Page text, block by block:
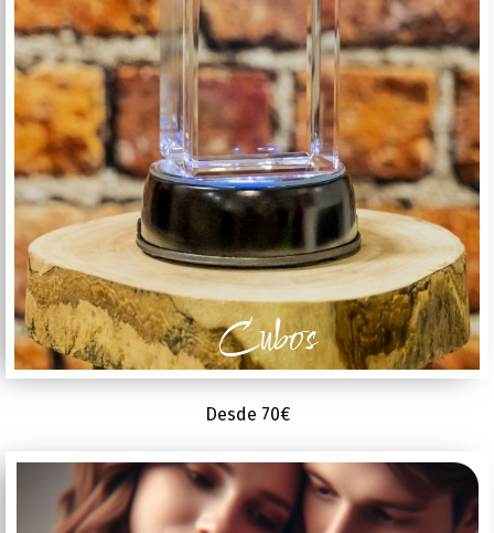
Cubos
Desde 70€